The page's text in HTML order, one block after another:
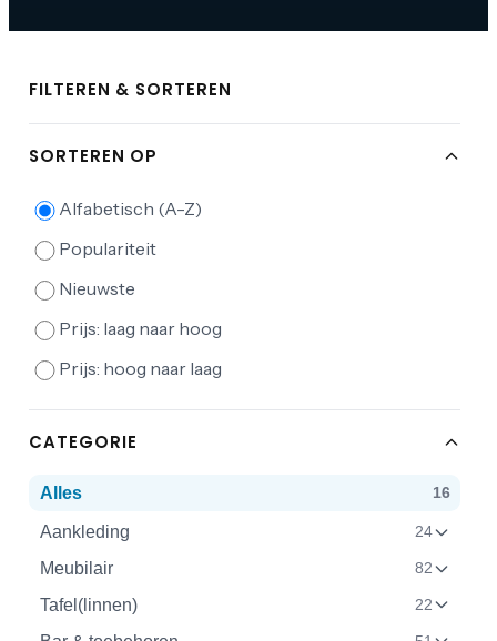
FILTEREN & SORTEREN
SORTEREN OP
Alfabetisch (A-Z)
Populariteit
Nieuwste
Prijs: laag naar hoog
Prijs: hoog naar laag
CATEGORIE
Alles 16
Aankleding 24
Meubilair 82
Tafel(linnen) 22